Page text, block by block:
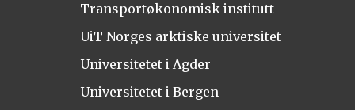
Transportøkonomisk institutt
UiT Norges arktiske universitet
Universitetet i Agder
Universitetet i Bergen